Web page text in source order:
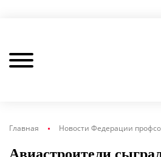
Главная Новости Федерации